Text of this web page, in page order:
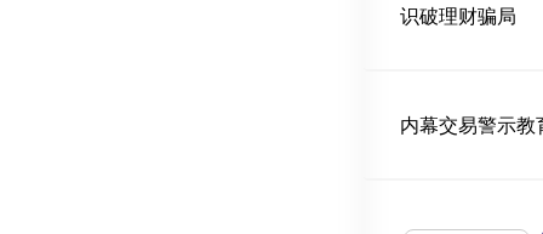
识破理财骗局
内幕交易警示教